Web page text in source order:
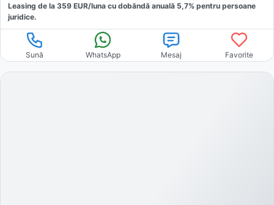
Leasing de la 359 EUR/luna cu dobăndă anuală 5,7% pentru persoane
juridice.
Sună WhatsApp Mesaj Favorite